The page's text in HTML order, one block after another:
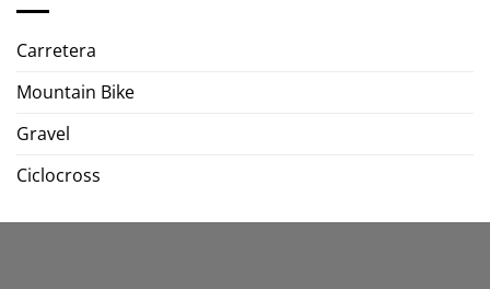
Carretera
Mountain Bike
Gravel
Ciclocross